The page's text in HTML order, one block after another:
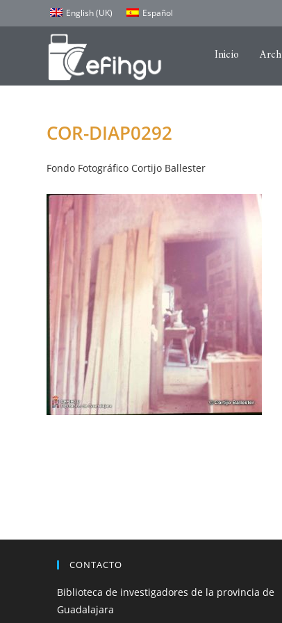
English (UK) Español
Inicio
COR-DIAP0292
Fondo Fotográfico Cortijo Ballester
CONTACTO
Biblioteca de investigadores de la provincia de
Guadalajara